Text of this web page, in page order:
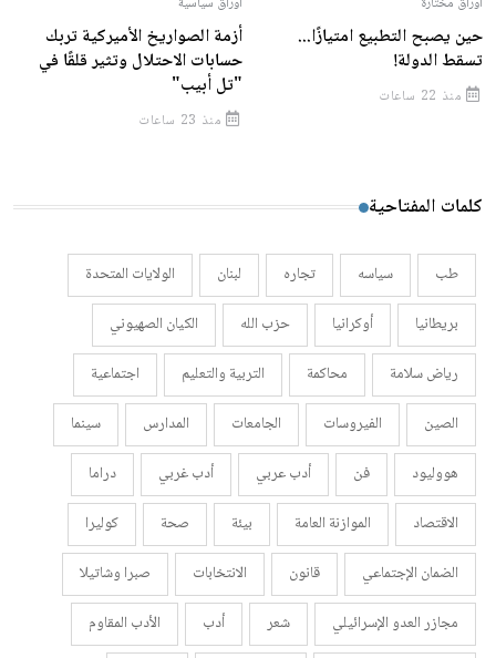
حين يصبح التطبيع امتيازًا...
تسقط الدولة!
منذ 22 ساعات
أزمة الصواريخ الأميركية تربك
حسابات الاحتلال وتثير قلقًا في
"تل أبيب"
منذ 23 ساعات
كلمات المفتاحية
طب سياسه تجاره لبنان
الولايات المتحدة
بريطانيا
أوكرانيا حزب الله
الكيان الصهيوني
رياض سلامة
محاكمة التربية والتعليم
اجتماعية
الصين
الفيروسات الجامعات المدارس
سينما
هووليود
فن أدب عربي أدب غربي
دراما
الاقتصاد
الموازنة العامة بيئة صحة
كوليرا
الضمان الإجتماعي
قانون الانتخابات
صبرا وشاتيلا
مجازر العدو الإسرائيلي
شعر أدب
الأدب المقاوم